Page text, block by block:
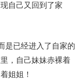
自己又回到了家
是已经进入了自家的
，自己妹妹赤裸着
姐姐！